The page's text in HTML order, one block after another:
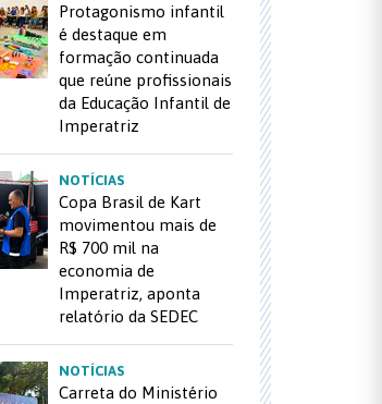
Protagonismo infantil
é destaque em
formação continuada
que reúne profissionais
da Educação Infantil de
Imperatriz
NOTÍCIAS
Copa Brasil de Kart
movimentou mais de
R$ 700 mil na
economia de
Imperatriz, aponta
relatório da SEDEC
NOTÍCIAS
Carreta do Ministério